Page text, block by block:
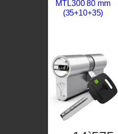
MTL300 80 mm
(35+10+35)